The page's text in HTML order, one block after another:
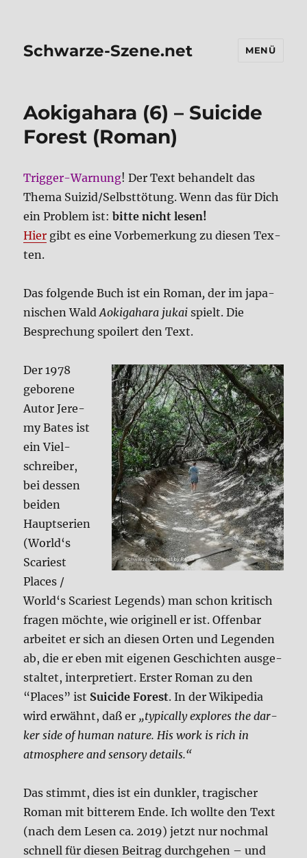
Schwarze-Szene.net MENÜ
Aoki­ga­ha­ra (6) – Sui­ci­de
Forest (Roman)
Trig­ger-War­nung! Der Text behan­delt das
The­ma Suizid/Selbsttötung. Wenn das für Dich
ein Pro­blem ist:bit­te nicht lesen!
Hier gibt es eine Vor­be­mer­kung zu die­sen Tex­
ten.
Das fol­gen­de Buch ist ein Roman, der im japa­
ni­schen WaldAoki­ga­ha­ra jukai spielt. Die
Bespre­chung spoi­lert den Text.
Der 1978
gebo­re­ne
Autor Jere­
my Bates ist
ein Viel­
schrei­ber,
bei des­sen
bei­den
Haupt­se­ri­en
(World‘s
Sca­riest
Places /
World‘s Sca­riest Legends) man schon kri­tisch
fra­gen möch­te, wie ori­gi­nell er ist. Offen­bar
arbei­tet er sich an die­sen Orten und Legen­den
ab, die er eben mit eige­nen Geschich­ten aus­ge­
stal­tet, inter­pre­tiert. Erster Roman zu den
“Places” ist Sui­ci­de Forest. In derWiki­pe­dia
wird erwähnt, daß er „typi­cal­ly explo­res the dar­
ker side of human natu­re. His work is rich in
atmo­sphe­re and sen­so­ry details.“
Das stimmt, dies ist ein dunk­ler, tra­gi­scher
Roman mit bit­te­rem Ende. Ich woll­te den Text
(nach dem Lesen ca. 2019) jetzt nur noch­mal
schnell für die­sen Bei­trag durch­ge­hen – und